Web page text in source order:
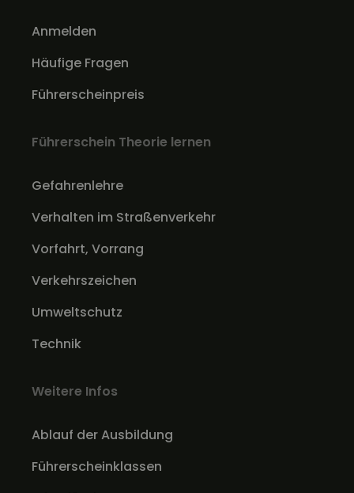
Anmelden
Häufige Fragen
Führerscheinpreis
Führerschein Theorie lernen
Gefahrenlehre
Verhalten im Straßenverkehr
Vorfahrt, Vorrang
Verkehrszeichen
Umweltschutz
Technik
Weitere Infos
Ablauf der Ausbildung
Führerscheinklassen